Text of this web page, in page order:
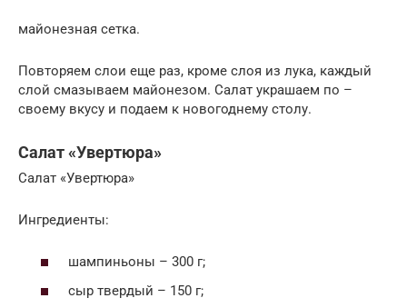
майонезная сетка.
Повторяем слои еще раз, кроме слоя из лука, каждый
слой смазываем майонезом. Салат украшаем по –
своему вкусу и подаем к новогоднему столу.
Салат «Увертюра»
Салат «Увертюра»
Ингредиенты:
шампиньоны – 300 г;
сыр твердый – 150 г;